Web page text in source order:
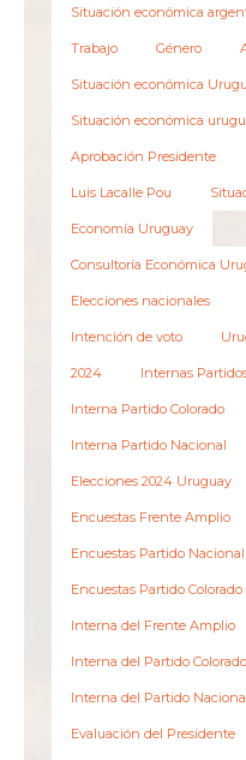
Situación económica
Trabajo Género
Situación económica
Situación económica
Aprobación Presidente
Luis Lacalle Pou
Economía Uruguay
Consultoría Económica
Elecciones nacionales
Intención de voto
2024 Internas
Interna Partido Colorado
Interna Partido Nacional
Elecciones 2024 Uruguay
Encuestas Frente Amplio
Encuestas Partido Nacional
Encuestas Partido Colorado
Interna del Frente Amplio
Interna del Partido Colorado
Interna del Partido
Evaluación del Presidente